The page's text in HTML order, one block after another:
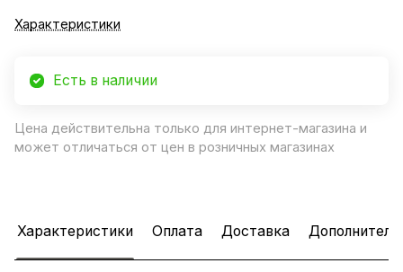
Характеристики
Есть в наличии
Цена действительна только для интернет-магазина и
может отличаться от цен в розничных магазинах
Характеристики Оплата Доставка